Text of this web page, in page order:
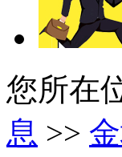
您所在
息 >>